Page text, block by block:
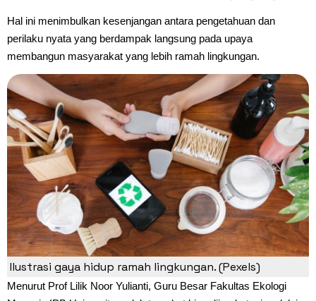
Hal ini menimbulkan kesenjangan antara pengetahuan dan
perilaku nyata yang berdampak langsung pada upaya
membangun masyarakat yang lebih ramah lingkungan.
Ilustrasi gaya hidup ramah lingkungan. (Pexels)
Menurut Prof Lilik Noor Yulianti, Guru Besar Fakultas Ekologi